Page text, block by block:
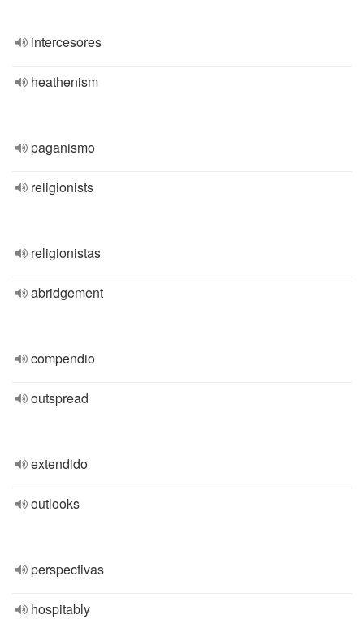
intercesores
heathenism
paganismo
religionists
religionistas
abridgement
compendio
outspread
extendido
outlooks
perspectivas
hospitably